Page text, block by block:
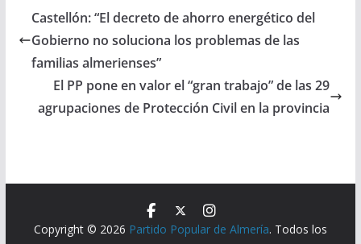
Castellón: “El decreto de ahorro energético del
Gobierno no soluciona los problemas de las
familias almerienses”
El PP pone en valor el “gran trabajo” de las 29
agrupaciones de Protección Civil en la provincia
Copyright © 2026 Partido Popular de Almería. Todos los